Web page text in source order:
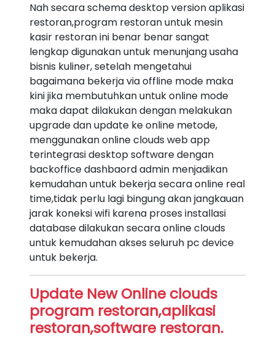
Nah secara schema desktop version aplikasi
restoran,program restoran untuk mesin
kasir restoran ini benar benar sangat
lengkap digunakan untuk menunjang usaha
bisnis kuliner, setelah mengetahui
bagaimana bekerja via offline mode maka
kini jika membutuhkan untuk online mode
maka dapat dilakukan dengan melakukan
upgrade dan update ke online metode,
menggunakan online clouds web app
terintegrasi desktop software dengan
backoffice dashbaord admin menjadikan
kemudahan untuk bekerja secara online real
time,tidak perlu lagi bingung akan jangkauan
jarak koneksi wifi karena proses installasi
database dilakukan secara online clouds
untuk kemudahan akses seluruh pc device
untuk bekerja.
Update New Online clouds
program restoran,aplikasi
restoran,software restoran.